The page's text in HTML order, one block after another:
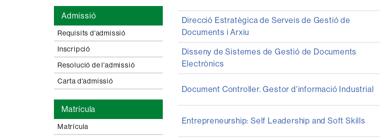
Admissió
Requisits d'admissió
Inscripció
Resolució de l'admissió
Carta d'admissió
Matrícula
Matrícula
Direcció Estratègica de Serveis de Gestió de
Documents i Arxiu
Disseny de Sistemes de Gestió de Documents
Electrònics
Document Controller. Gestor d'informació Industrial
Entrepreneurship: Self Leadership and Soft Skills